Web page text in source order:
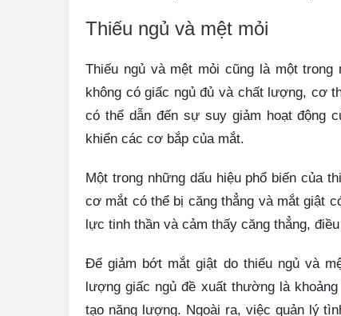
Thiếu ngủ và mệt mỏi
Thiếu ngủ và mệt mỏi cũng là một
không có giấc ngủ đủ và chất lượng, cơ
có thể dẫn đến sự suy giảm hoạt động
khiển các cơ bắp của mắt.
Một trong những dấu hiệu phổ biến của
cơ mắt có thể bị căng thẳng và mắt giật
lực tinh thần và cảm thấy căng thẳng,
Để giảm bớt mắt giật do thiếu ngủ và
lượng giấc ngủ đề xuất thường là
tạo năng lượng. Ngoài ra, việc quản lý